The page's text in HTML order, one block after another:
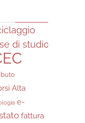
di studio
Alta
e-
fattura